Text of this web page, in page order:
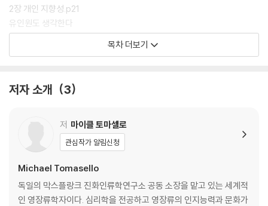
2장 개인 지향성.p21
유인원도 생각한다
인간의 생각이 침팬지와 다른 이유
새로운 유형의 협력.p63
새로운 유형의 협력 커뮤니케이션.p85
양자 간 생각.p113
관점: 시점을 옮길 수 있는 능력.p123
목차 더보기
저자 소개 3
저 마이클 토마셀로
관심작가 알림신청
Michael Tomasello
독일의 막스플랑크 진화인류학연구소 공동 소장을 맡고 있는 세계적
인 영장류학자이다. 심리학을 전공하고 영장류의 인지능력과 문화가